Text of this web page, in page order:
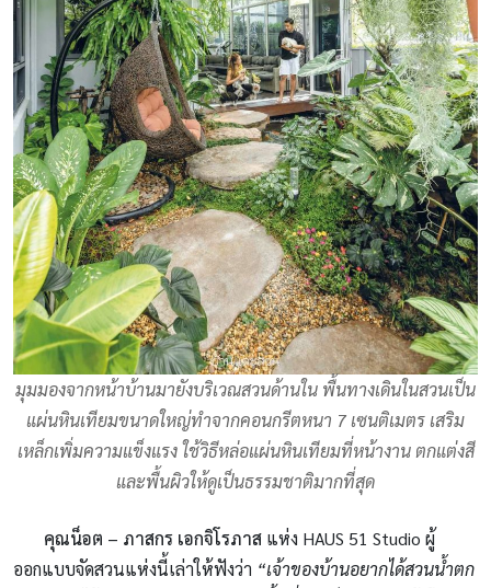
มุมมองจากหน้าบ้านมายังบริเวณสวนด้านใน พื้นทางเดินในสวนเป็น
แผ่นหินเทียมขนาดใหญ่ทำจากคอนกรีตหนา 7 เซนติเมตร เสริม
เหล็กเพิ่มความแข็งแรง ใช้วิธีหล่อแผ่นหินเทียมที่หน้างาน ตกแต่งสี
และพื้นผิวให้ดูเป็นธรรมชาติมากที่สุด
คุณน็อต – ภาสกร เอกจิโรภาส แห่ง HAUS 51 Studio ผู้
ออกแบบจัดสวนแห่งนี้เล่าให้ฟังว่า “เจ้าของบ้านอยากได้สวนน้ำตก